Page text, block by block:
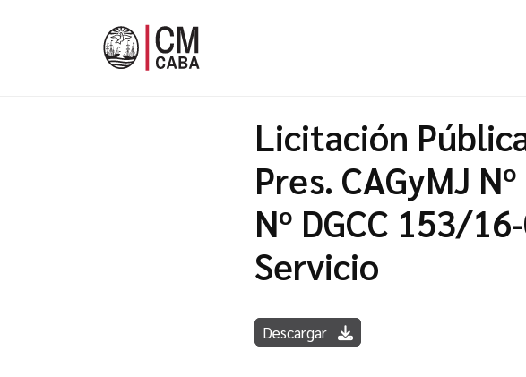
Licitación
Pres. CAGyMJ
Nº DGCC 153/
Servicio
Descargar